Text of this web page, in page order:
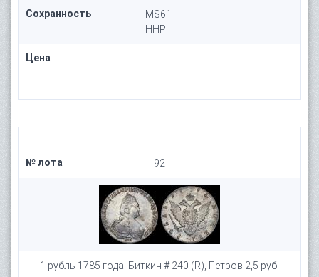
Сохранность
MS61
HHP
Цена
№ лота 92
1 рубль 1785 года. Биткин # 240 (R), Петров 2,5 руб.